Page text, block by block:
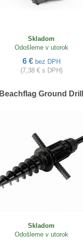
Skladom
Odošleme v utorok
6 € bez DPH
(7,38 € s DPH)
Beachflag Ground Drill
Skladom
Odošleme v utorok